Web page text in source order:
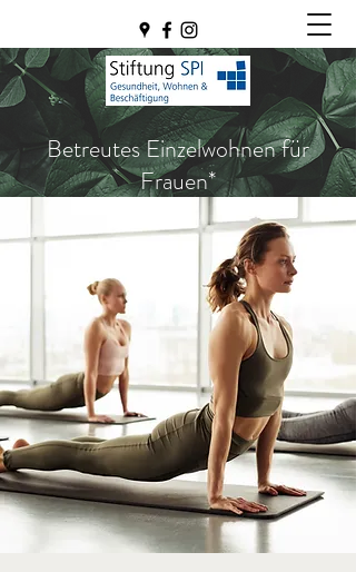
Betreutes Einzelwohnen für
Frauen*